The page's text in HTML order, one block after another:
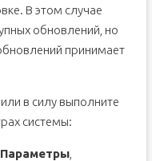
В этом случае
обновлений, но
принимает
в силу выполните
системы:
Параметры,